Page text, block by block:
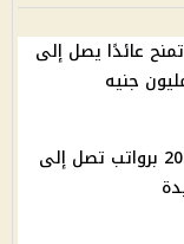
شهادات البنك الأهلي 2026 تمنح عائدًا يصل إلى
وظائف وزارة العمل يوليو 2026 برواتب تصل إلى